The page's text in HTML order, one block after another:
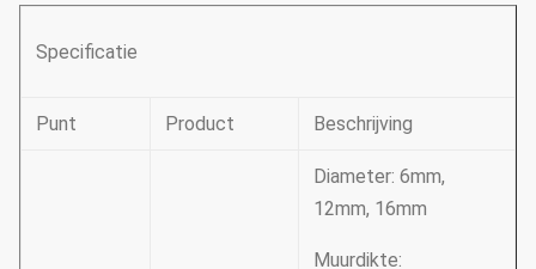
Specificatie
Punt Product Beschrijving
Diameter: 6mm,
12mm, 16mm
Muurdikte: